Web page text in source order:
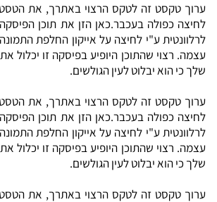
ערוך טקסט זה לטקס הרצוי באתרך, את הטסט
לחיצה כפולה בעכבר.כאן הזן את תוכן
לרלוונטית ע"י לחיצה על אייקון החלפת
עצמה. רצוי שהתוכן היופיע בפיסקה זו יכלול
שלך כי הוא יבלוט לעין הגולשים.
ערוך טקסט זה לטקס הרצוי באתרך, את הטסט
לחיצה כפולה בעכבר.כאן הזן את תוכן
לרלוונטית ע"י לחיצה על אייקון החלפת
עצמה. רצוי שהתוכן היופיע בפיסקה זו יכלול
שלך כי הוא יבלוט לעין הגולשים.
ערוך טקסט זה לטקס הרצוי באתרך, את הטסט